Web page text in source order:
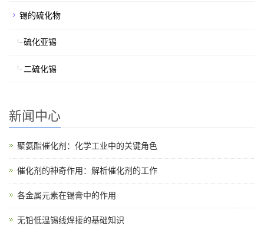
锡的硫化物
硫化亚锡
二硫化锡
新闻中心
聚氨酯催化剂：化学工业中的关键角色
催化剂的神奇作用：解析催化剂的工作
各金属元素在锡膏中的作用
无铅低温锡线焊接的基础知识